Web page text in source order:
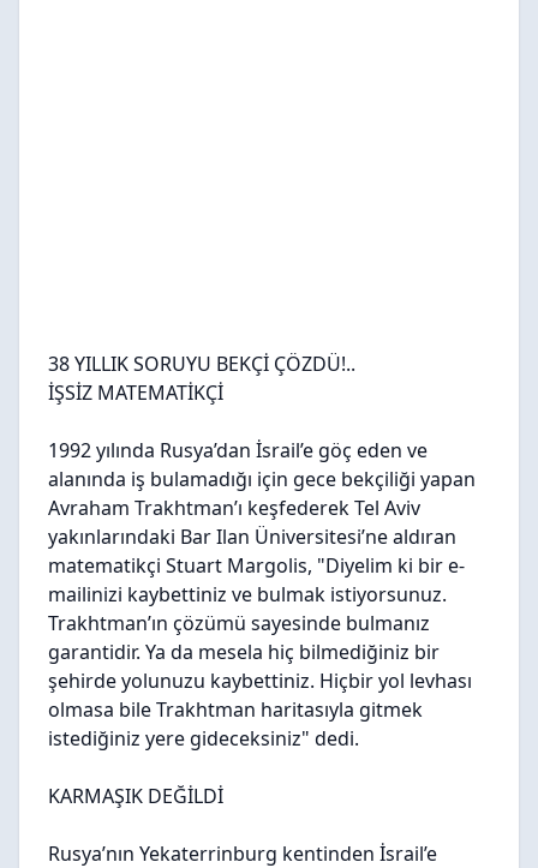
38 YILLIK SORUYU BEKÇİ ÇÖZDÜ!..
İŞSİZ MATEMATİKÇİ
1992 yılında Rusya’dan İsrail’e göç eden ve
alanında iş bulamadığı için gece bekçiliği yapan
Avraham Trakhtman’ı keşfederek Tel Aviv
yakınlarındaki Bar Ilan Üniversitesi’ne aldıran
matematikçi Stuart Margolis, "Diyelim ki bir e-
mailinizi kaybettiniz ve bulmak istiyorsunuz.
Trakhtman’ın çözümü sayesinde bulmanız
garantidir. Ya da mesela hiç bilmediğiniz bir
şehirde yolunuzu kaybettiniz. Hiçbir yol levhası
olmasa bile Trakhtman haritasıyla gitmek
istediğiniz yere gideceksiniz" dedi.
KARMAŞIK DEĞİLDİ
Rusya’nın Yekaterrinburg kentinden İsrail’e